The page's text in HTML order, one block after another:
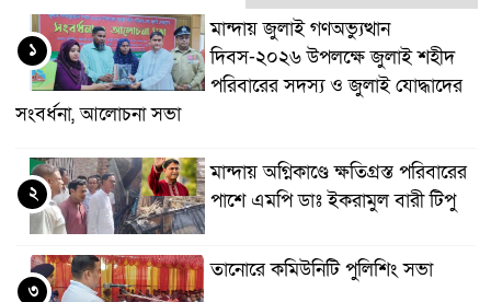
মান্দায় জুলাই গণঅভ্যুত্থান
দিবস-২০২৬ উপলক্ষে জুলাই শহীদ
পরিবারের সদস্য ও জুলাই যোদ্ধাদের
সংবর্ধনা, আলোচনা সভা
১
মান্দায় অগ্নিকাণ্ডে ক্ষতিগ্রস্ত পরিবারের
পাশে এমপি ডাঃ ইকরামুল বারী টিপু
২
তানোরে কমিউনিটি পুলিশিং সভা
৩